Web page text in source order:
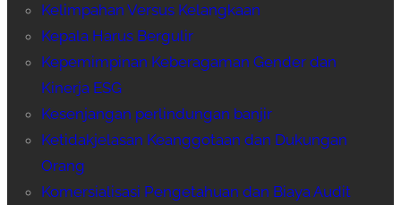
Kelimpahan Versus Kelangkaan
Kepala Harus Bergulir
Kepemimpinan Keberagaman Gender dan
Kinerja ESG
Kesenjangan perlindungan banjir
Ketidakjelasan Keanggotaan dan Dukungan
Orang
Komersialisasi Pengetahuan dan Biaya Audit